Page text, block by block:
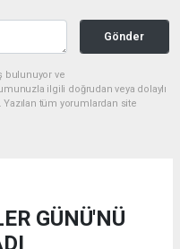
Gönder
bulunuyor ve
ilgili doğrudan veya dolaylı
tüm yorumlardan site
GÜNÜ'NÜ